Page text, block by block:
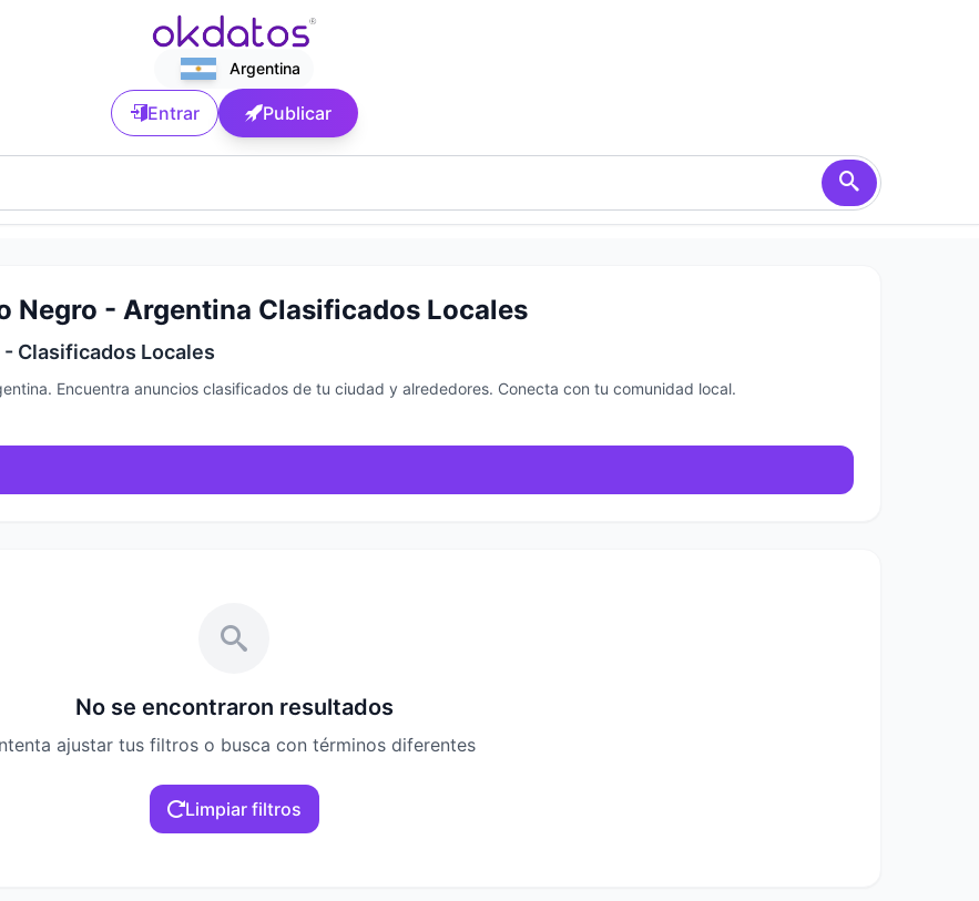
Argentina
Entrar Publicar
Negro - Argentina Clasificados Locales
Clasificados Locales
Encuentra anuncios clasificados de tu ciudad y alrededores. Conecta con tu comunidad local.
No se encontraron resultados
ajustar tus filtros o busca con términos diferentes
Limpiar filtros